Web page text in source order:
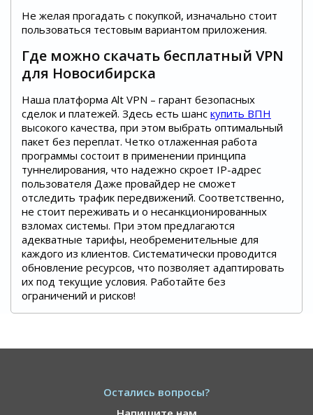
Не желая прогадать с покупкой, изначально стоит
пользоваться тестовым вариантом приложения.
Где можно скачать бесплатный VPN
для Новосибирска
Наша платформа Alt VPN – гарант безопасных
сделок и платежей. Здесь есть шанс купить ВПН
высокого качества, при этом выбрать оптимальный
пакет без переплат. Четко отлаженная работа
программы состоит в применении принципа
туннелирования, что надежно скроет IP-адрес
пользователя Даже провайдер не сможет
отследить трафик передвижений. Соответственно,
не стоит переживать и о несанкционированных
взломах системы. При этом предлагаются
адекватные тарифы, необременительные для
каждого из клиентов. Систематически проводится
обновление ресурсов, что позволяет адаптировать
их под текущие условия. Работайте без
ограничений и рисков!
Остались вопросы?